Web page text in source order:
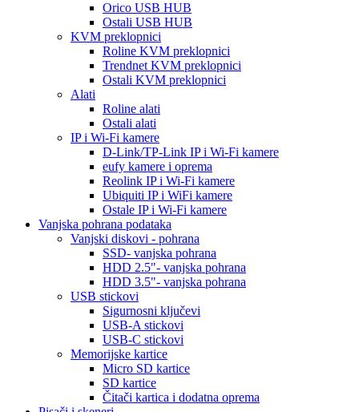
Orico USB HUB
Ostali USB HUB
KVM preklopnici
Roline KVM preklopnici
Trendnet KVM preklopnici
Ostali KVM preklopnici
Alati
Roline alati
Ostali alati
IP i Wi-Fi kamere
D-Link/TP-Link IP i Wi-Fi kamere
eufy kamere i oprema
Reolink IP i Wi-Fi kamere
Ubiquiti IP i WiFi kamere
Ostale IP i Wi-Fi kamere
Vanjska pohrana podataka
Vanjski diskovi - pohrana
SSD- vanjska pohrana
HDD 2.5"- vanjska pohrana
HDD 3.5"- vanjska pohrana
USB stickovi
Sigurnosni ključevi
USB-A stickovi
USB-C stickovi
Memorijske kartice
Micro SD kartice
SD kartice
Čitači kartica i dodatna oprema